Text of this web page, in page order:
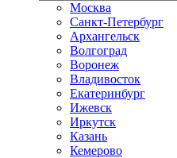
Москва
Санкт-Петербург
Архангельск
Волгоград
Воронеж
Владивосток
Екатеринбург
Ижевск
Иркутск
Казань
Кемерово